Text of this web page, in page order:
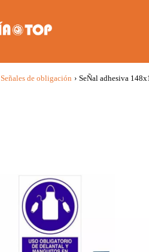
Señales de obligación › SeÑal adhesiva